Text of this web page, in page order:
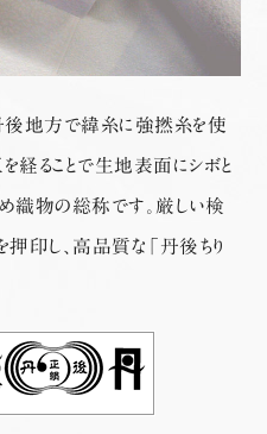
後地方で緯糸に強撚糸を使
経ることで生地表面にシボと
織物の総称です。厳しい検
押印し、高品質な「丹後ちり